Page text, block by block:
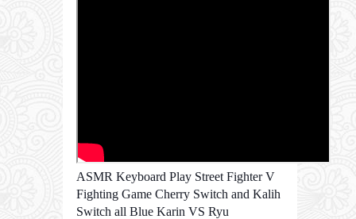
ASMR Keyboard Play Street Fighter V
Fighting Game Cherry Switch and Kalih
Switch all Blue Karin VS Ryu